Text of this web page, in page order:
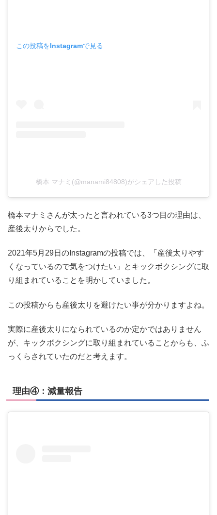
この投稿をInstagramで見る
橋本 マナミ(@manami84808)がシェアした投稿
橋本マナミさんが太ったと言われている3つ目の理由は、
産後太りからでした。
2021年5月29日のInstagramの投稿では、「産後太りやす
くなっているので気をつけたい」とキックボクシングに取
り組まれていることを明かしていました。
この投稿からも産後太りを避けたい事が分かりますよね。
実際に産後太りになられているのか定かではありません
が、キックボクシングに取り組まれていることからも、ふ
っくらされていたのだと考えます。
理由④：減量報告